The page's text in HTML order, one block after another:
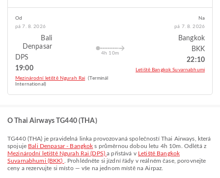
Od
pá 7. 8. 2026
Bali
Denpasar
DPS
19:00
Mezinárodní letiště Ngurah Rai (Terminál
International)
4h 10m
Na
pá 7. 8. 2026
Bangkok
BKK
22:10
Letiště Bangkok Suvarnabhumi
O Thai Airways TG440 (THA)
TG440(THA) je pravidelná linka provozovaná společností Thai Airways , která
spojuje Bali Denpasar - Bangkok s průměrnou dobou letu 4h 10m
. Odlétá z
Mezinárodní letiště Ngurah Rai (DPS)a přistává v Letiště Bangkok
Suvarnabhumi (BKK)
. Prohlédněte si jízdní řády v reálném čase, porovnejte
ceny a rezervujte si místo — vše na jednom místě na Airpaz.